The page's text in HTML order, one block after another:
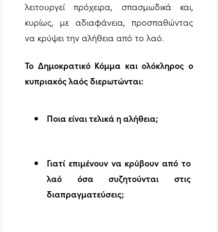
λειτουργεί πρόχειρα, σπασμωδικά και,
κυρίως, με αδιαφάνεια, προσπαθώντας
να κρύψει την αλήθεια από το λαό.
Το Δημοκρατικό Κόμμα και ολόκληρος ο
κυπριακός λαός διερωτώνται:
Ποια είναι τελικά η αλήθεια;
Γιατί επιμένουν να κρύβουν από το
λαό όσα συζητούνται στις
διαπραγματεύσεις;